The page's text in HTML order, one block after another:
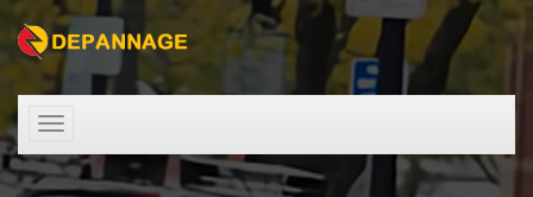
Toggle
navigation